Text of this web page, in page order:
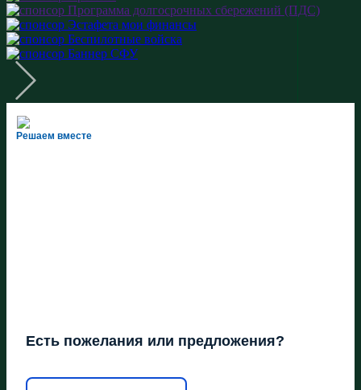
Решаем вместе
Есть пожелания или предложения?